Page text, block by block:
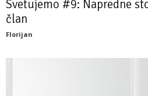
Svetujemo #9: Napredne
član
Florijan